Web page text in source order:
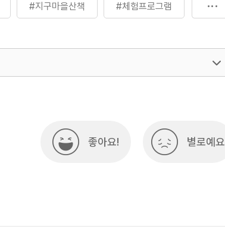
#지구마을산책 #체험프로그램
좋아요! 별로예요